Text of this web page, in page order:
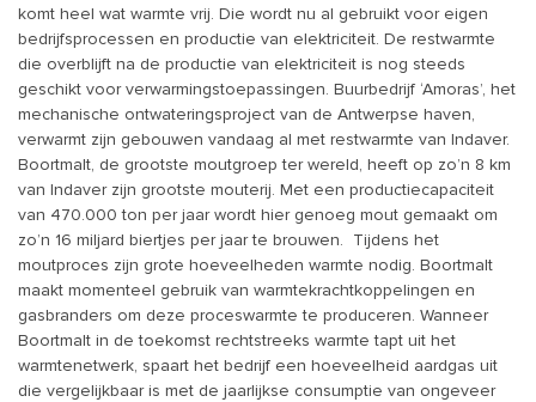
komt heel wat warmte vrij. Die wordt nu al gebruikt voor eigen
bedrijfsprocessen en productie van elektriciteit. De restwarmte
die overblijft na de productie van elektriciteit is nog steeds
geschikt voor verwarmingstoepassingen. Buurbedrijf ‘Amoras’, het
mechanische ontwateringsproject van de Antwerpse haven,
verwarmt zijn gebouwen vandaag al met restwarmte van Indaver.
Boortmalt, de grootste moutgroep ter wereld, heeft op zo’n 8 km
van Indaver zijn grootste mouterij. Met een productiecapaciteit
van 470.000 ton per jaar wordt hier genoeg mout gemaakt om
zo’n 16 miljard biertjes per jaar te brouwen. Tijdens het
moutproces zijn grote hoeveelheden warmte nodig. Boortmalt
maakt momenteel gebruik van warmtekrachtkoppelingen en
gasbranders om deze proceswarmte te produceren. Wanneer
Boortmalt in de toekomst rechtstreeks warmte tapt uit het
warmtenetwerk, spaart het bedrijf een hoeveelheid aardgas uit
die vergelijkbaar is met de jaarlijkse consumptie van ongeveer